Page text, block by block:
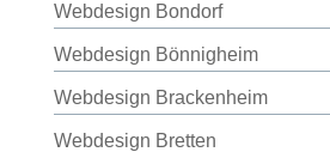
Webdesign Bondorf
Webdesign Bönnigheim
Webdesign Brackenheim
Webdesign Bretten